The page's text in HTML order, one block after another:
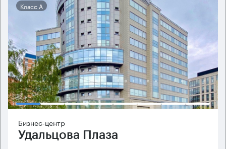
Класс А
Бизнес-центр
Удальцова Плаза